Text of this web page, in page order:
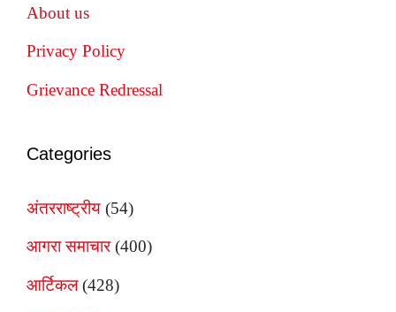
About us
Privacy Policy
Grievance Redressal
Categories
अंतरराष्ट्रीय (54)
आगरा समाचार(400)
आर्टिकल(428)